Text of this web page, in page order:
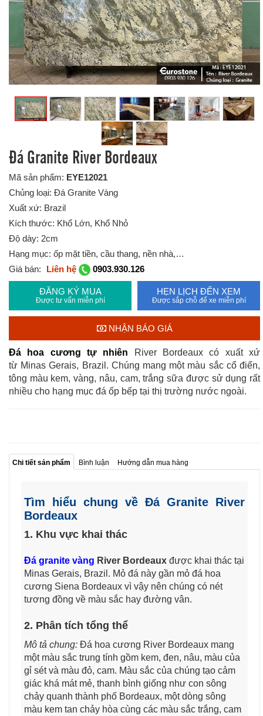
Đá Granite River Bordeaux
Mã sản phẩm: EYE12021
Chủng loại: Đá Granite Vàng
Xuất xứ: Brazil
Kích thước: Khổ Lớn, Khổ Nhỏ
Độ dày: 2cm
Hạng mục: ốp mặt tiền, cầu thang, nền nhà,…
Giá bán:
Liên hệ 0903.930.126
ĐĂNG KÝ MUA
Được tư vấn miễn phí
HẸN LỊCH ĐẾN XEM
Được sắp chỗ để xe miễn phí
NHẬN BÁO GIÁ
Đá hoa cương tự nhiên River Bordeaux có xuất xứ
từ Minas Gerais, Brazil. Chúng mang một màu sắc cổ điển,
tông màu kem, vàng, nâu, cam, trắng sữa được sử dụng rất
nhiều cho hạng mục đá ốp bếp tại thị trường nước ngoài.
Chi tiết sản phẩm Bình luận Hướng dẫn mua hàng
Tìm hiểu chung về Đá Granite River
Bordeaux
1. Khu vực khai thác
Đá granite vàng River Bordeaux được khai thác tại
Minas Gerais, Brazil. Mỏ đá này gần mỏ đá hoa
cương Siena Bordeaux vì vậy nên chúng có nét
tương đồng về màu sắc hay đường vân.
2. Phân tích tổng thể
Mô tả chung: Đá hoa cương River Bordeaux mang
một màu sắc trung tính gồm kem, đen, nâu, màu của
gỉ sét và màu đỏ, cam. Màu sắc của chúng tạo cảm
giác khá mát mẻ, thanh bình giống như con sông
chảy quanh thành phố Bordeaux, một dòng sông
màu kem tan chảy hòa cùng các màu sắc trắng, cam